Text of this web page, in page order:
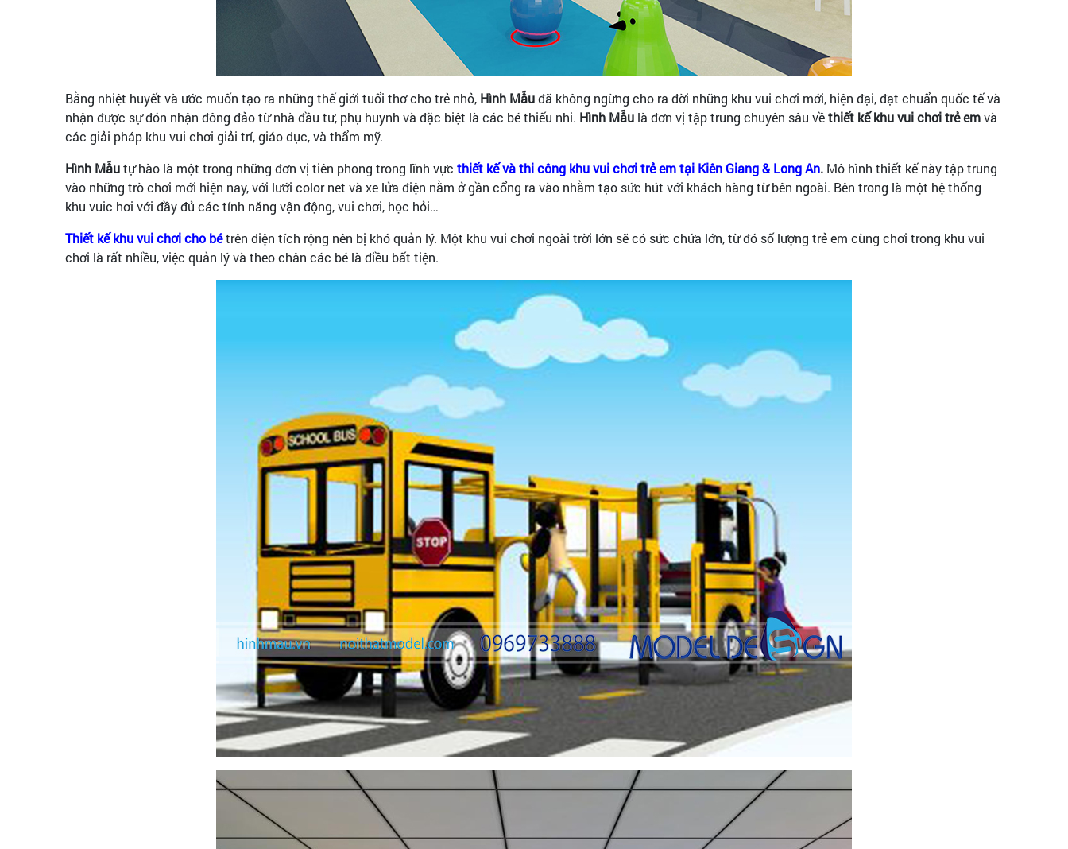
Bằng nhiệt huyết và ước muốn tạo ra những thế giới tuổi thơ cho trẻ nhỏ, Hình Mẫuđã không ngừng cho ra đời những khu vui chơi mới, hiện đại, đạt chuẩn quốc tế và
nhận được sự đón nhận đông đảo từ nhà đầu tư, phụ huynh và đặc biệt là các bé thiếu nhi. Hình Mẫu là đơn vị tập trung chuyên sâu vềthiết kế khu vui chơi trẻ emvà
các giải pháp khu vui chơi giải trí, giáo dục, và thẩm mỹ.
Hình Mẫutự hào là một trong những đơn vị tiên phong trong lĩnh vực thiết kế và thi công khu vui chơi trẻ em tại Kiên Giang & Long An. Mô hình thiết kế này tập trung
vào những trò chơi mới hiện nay, với lưới color net và xe lửa điện nằm ở gần cổng ra vào nhằm tạo sức hút với khách hàng từ bên ngoài. Bên trong là một hệ thống
khu vuic hơi với đầy đủ các tính năng vận động, vui chơi, học hỏi…
Thiết kế khu vui chơi cho bétrên diện tích rộng nên bị khó quản lý. Một khu vui chơi ngoài trời lớn sẽ có sức chứa lớn, từ đó số lượng trẻ em cùng chơi trong khu vui
chơi là rất nhiều, việc quản lý và theo chân các bé là điều bất tiện.